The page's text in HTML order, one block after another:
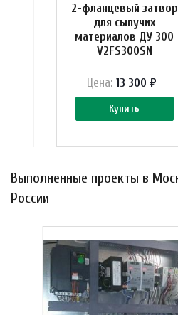
2-фланцевый затвор
для сыпучих
материалов ДУ 300
V2FS300SN
Купить
Цена: 13 300 ₽
Выполненные проекты в
России